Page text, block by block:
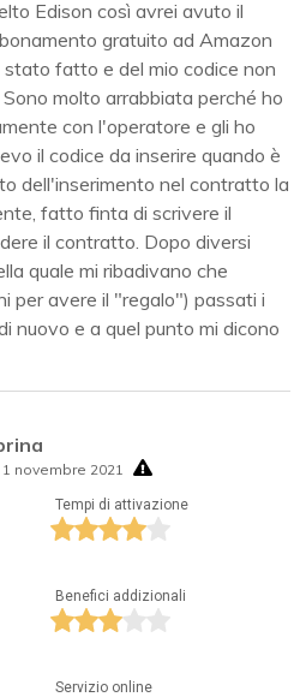
Edison così avrei avuto il
gratuito ad Amazon
fatto e del mio codice non
molto arrabbiata perché ho
con l'operatore e gli ho
il codice da inserire quando è
dell'inserimento nel contratto la
fatto finta di scrivere il
il contratto. Dopo diversi
quale mi ribadivano che
per avere il "regalo") passati i
nuovo e a quel punto mi dicono
1 novembre 2021
Tempi di attivazione
Benefici addizionali
Servizio online